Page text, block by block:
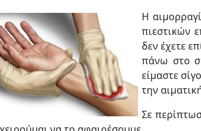
Η
πιεστικών
δεν έχετε
πάνω στο
είμαστε
την
Σε